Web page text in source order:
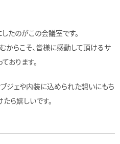
たのがこの会議室です。
からこそ、皆様に感動して頂けるサ
おります。
ジェや内装に込められた想いにもち
ら嬉しいです。